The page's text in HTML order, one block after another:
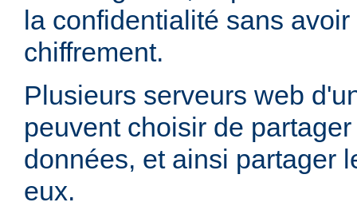
la confidentialité sans
chiffrement.
Plusieurs serveurs web
peuvent choisir de
données, et ainsi partager
eux.